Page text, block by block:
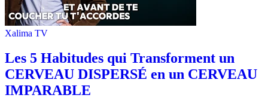
Xalima TV
Les 5 Habitudes qui Transforment un
CERVEAU DISPERSÉ en un CERVEAU
IMPARABLE